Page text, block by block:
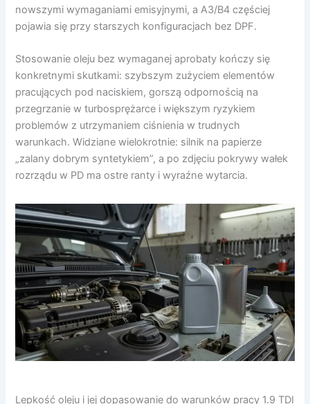
nowszymi wymaganiami emisyjnymi, a A3/B4 częściej
pojawia się przy starszych konfiguracjach bez DPF.
Stosowanie oleju bez wymaganej aprobaty kończy się
konkretnymi skutkami: szybszym zużyciem elementów
pracujących pod naciskiem, gorszą odpornością na
przegrzanie w turbosprężarce i większym ryzykiem
problemów z utrzymaniem ciśnienia w trudnych
warunkach. Widziane wielokrotnie: silnik na papierze
„zalany dobrym syntetykiem”, a po zdjęciu pokrywy wałek
rozrządu w PD ma ostre ranty i wyraźne wytarcia.
Lepkość oleju i jej dopasowanie do warunków pracy 1.9 TDI